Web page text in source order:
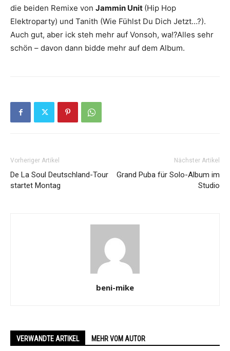
die beiden Remixe von Jammin Unit (Hip Hop
Elektroparty) und Tanith (Wie Fühlst Du Dich Jetzt…?).
Auch gut, aber ick steh mehr auf Vonsoh, wa!?Alles sehr
schön – davon dann bidde mehr auf dem Album.
Vorheriger Artikel
De La Soul Deutschland-Tour
startet Montag
Nächster Artikel
Grand Puba für Solo-Album im
Studio
beni-mike
VERWANDTE ARTIKEL MEHR VOM AUTOR